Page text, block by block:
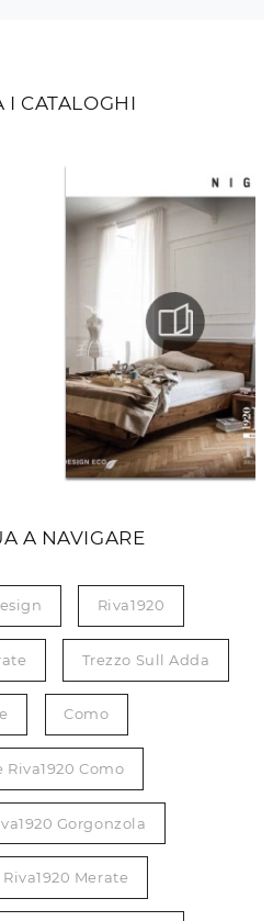
I CATALOGHI
A NAVIGARE
Riva1920
Trezzo Sull Adda
Como
Como
Gorgonzola
Merate